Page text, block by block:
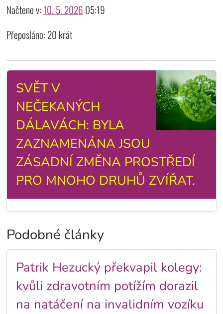
Načteno v:10. 5. 2026 05:19
Přeposláno: 20 krát
SVĚT V
NEČEKANÝCH
DÁLAVÁCH: BYLA
ZAZNAMENÁNA JSOU
ZÁSADNÍ ZMĚNA PROSTŘEDÍ
PRO MNOHO DRUHŮ ZVÍŘAT.
Podobné články
Patrik Hezucký překvapil kolegy:
kvůli zdravotním potížím dorazil
na natáčení na invalidním vozíku